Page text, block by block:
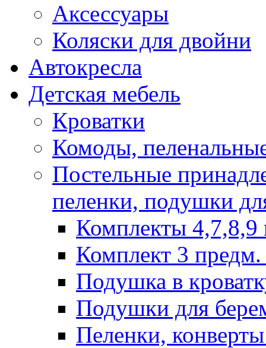
Аксессуары
Коляски для двойни
Автокресла
Детская мебель
Кроватки
Комоды,
Постельные
пеленки, подушки
Комплекты 4,7,8,9
Комплект 3 предм.
Подушка в
Подушки для
Пеленки,